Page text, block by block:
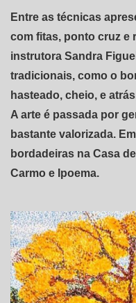
Entre as técnicas
com fitas, ponto cruz e
instrutora Sandra
tradicionais, como o
hasteado, cheio, e
A arte é passada por
bastante valorizada.
bordadeiras na Casa
Carmo e Ipoema.